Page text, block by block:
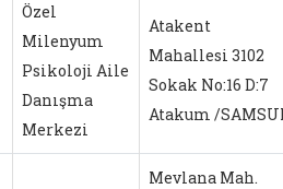
Özel
Milenyum
Psikoloji Aile
Danışma
Merkezi
Atakent
Mahallesi 3102
Sokak No:16 D:7
Atakum /
Mevlana Mah.